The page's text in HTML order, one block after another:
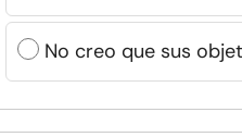
No creo que sus